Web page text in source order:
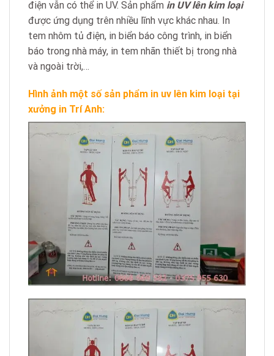
điện vẫn có thể in UV. Sản phẩm in UV lên kim loại
được ứng dụng trên nhiều lĩnh vực khác nhau. In
tem nhôm tủ điện, in biển báo công trình, in biển
báo trong nhà máy, in tem nhãn thiết bị trong nhà
và ngoài trời,…
Hình ảnh một số sản phẩm in uv lên kim loại tại
xưởng in Trí Anh: